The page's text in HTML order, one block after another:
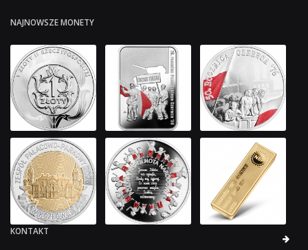
NAJNOWSZE MONETY
KONTAKT